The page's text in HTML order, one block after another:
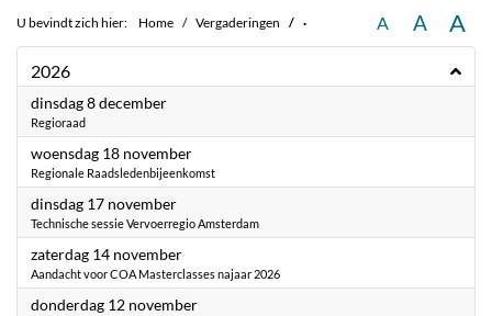
U bevindt zich hier: Home Vergaderingen · A A A
2026
dinsdag 8 december2026
Regioraad
woensdag 18 november2026
Regionale Raadsledenbijeenkomst
dinsdag 17 november2026
Technische sessie Vervoerregio Amsterdam
zaterdag 14 november2026
Aandacht voor COA Masterclasses najaar 2026
donderdag 12 november2026